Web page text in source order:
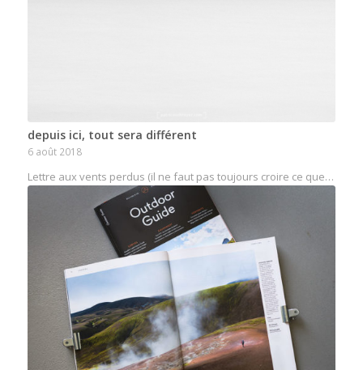
depuis ici, tout sera différent
6 août 2018
Lettre aux vents perdus (il ne faut pas toujours croire ce que…